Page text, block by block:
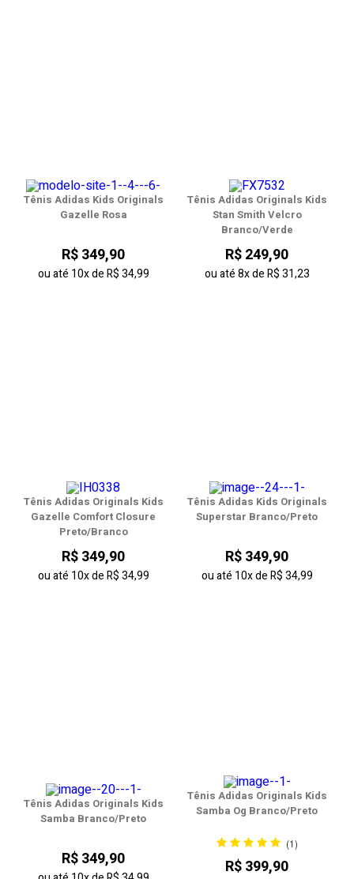
Tênis Adidas Kids Originals
Gazelle Rosa
R$ 349,90
ou até 10xdeR$ 34,99
Tênis Adidas Originals Kids
Stan Smith Velcro
Branco/Verde
R$ 249,90
ou até8xdeR$ 31,23
Tênis Adidas Originals Kids
Gazelle Comfort Closure
Preto/Branco
R$ 349,90
ou até 10xdeR$ 34,99
Tênis Adidas Kids Originals
Superstar Branco/Preto
R$ 349,90
ou até 10xdeR$ 34,99
Tênis Adidas Originals Kids
Samba Branco/Preto
R$ 349,90
Tênis Adidas Originals Kids
Samba Og Branco/Preto
(1)
R$ 399,90